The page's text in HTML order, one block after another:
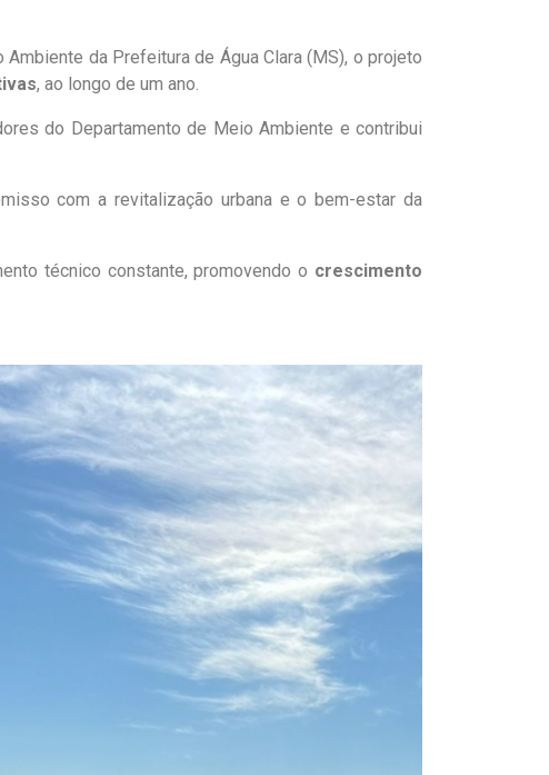
da Prefeitura de Água Clara (MS), o projeto
, ao longo de um ano.
do Departamento de Meio Ambiente e contribui
com a revitalização urbana e o bem-estar da
técnico constante, promovendo o crescimento